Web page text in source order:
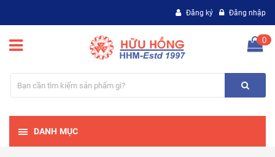
Đăng ký Đăng nhập
0
DANH MỤC